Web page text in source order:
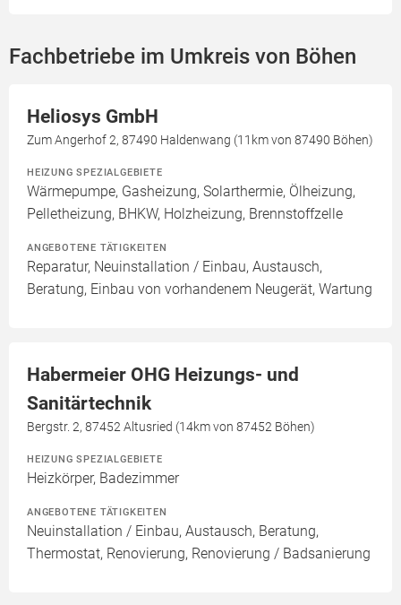
Fachbetriebe im Umkreis von Böhen
Heliosys GmbH
Zum Angerhof 2, 87490 Haldenwang (11km von 87490 Böhen)
HEIZUNG SPEZIALGEBIETE
Wärmepumpe, Gasheizung, Solarthermie, Ölheizung,
Pelletheizung, BHKW, Holzheizung, Brennstoffzelle
ANGEBOTENE TÄTIGKEITEN
Reparatur, Neuinstallation / Einbau, Austausch,
Beratung, Einbau von vorhandenem Neugerät, Wartung
Habermeier OHG Heizungs- und
Sanitärtechnik
Bergstr. 2, 87452 Altusried (14km von 87452 Böhen)
HEIZUNG SPEZIALGEBIETE
Heizkörper, Badezimmer
ANGEBOTENE TÄTIGKEITEN
Neuinstallation / Einbau, Austausch, Beratung,
Thermostat, Renovierung, Renovierung / Badsanierung